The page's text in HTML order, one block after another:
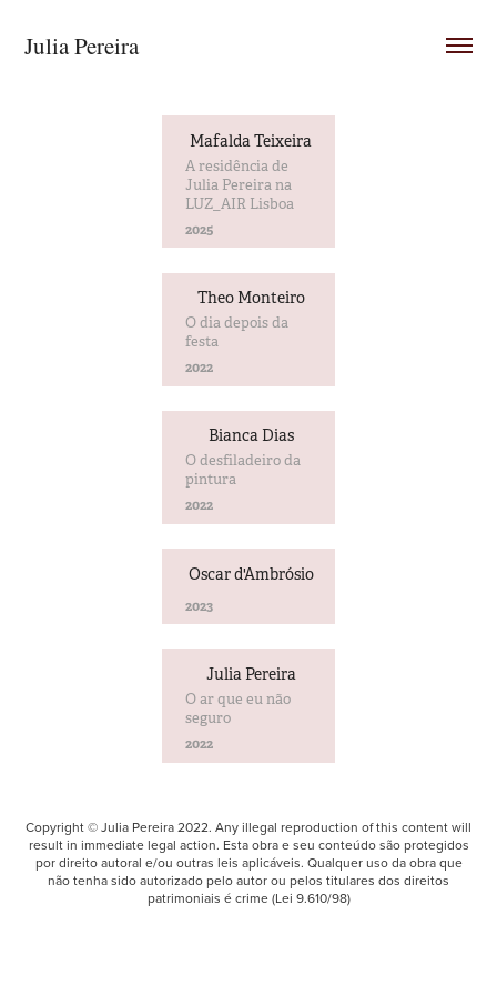
Julia Pereira
Mafalda Teixeira
A residência de
Julia Pereira na
LUZ_AIR Lisboa
2025
Theo Monteiro
O dia depois da
festa
2022
Bianca Dias
O desfiladeiro da
pintura
2022
Oscar d'Ambrósio
2023
Julia Pereira
O ar que eu não
seguro
2022
Copyright © Julia Pereira 2022. Any illegal reproduction of this content will
result in immediate legal action. Esta obra e seu conteúdo são protegidos
por direito autoral e/ou outras leis aplicáveis. Qualquer uso da obra que
não tenha sido autorizado pelo autor ou pelos titulares dos direitos
patrimoniais é crime (Lei 9.610/98)